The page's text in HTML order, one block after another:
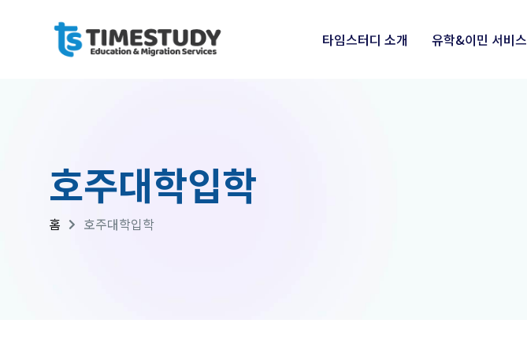
타임스터디 소개 유학&이민 서비스
호주대학입학
홈 호주대학입학